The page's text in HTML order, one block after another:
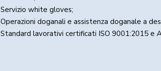
Servizio white gloves;
Operazioni doganali e assistenza doganale a
Standard lavorativi certificati ISO 9001:2015 e